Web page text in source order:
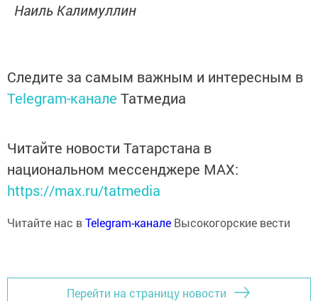
Наиль Калимуллин
Следите за самым важным и интересным в
Telegram-канале Татмедиа
Читайте новости Татарстана в
национальном мессенджере MАХ:
https://max.ru/tatmedia
Читайте нас вTelegram-канале Высокогорские вести
Перейти на страницу новости